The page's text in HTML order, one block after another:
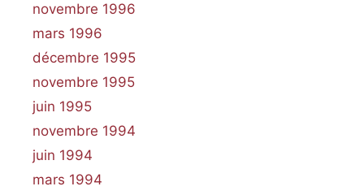
novembre 1996
mars 1996
décembre 1995
novembre 1995
juin 1995
novembre 1994
juin 1994
mars 1994